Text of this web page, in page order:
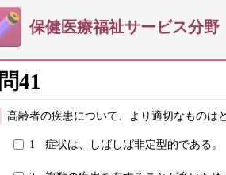
保健医療福祉サービス分
問41
高齢者の疾患について、より適切なものは
1 症状は、しばしば非定型的である。